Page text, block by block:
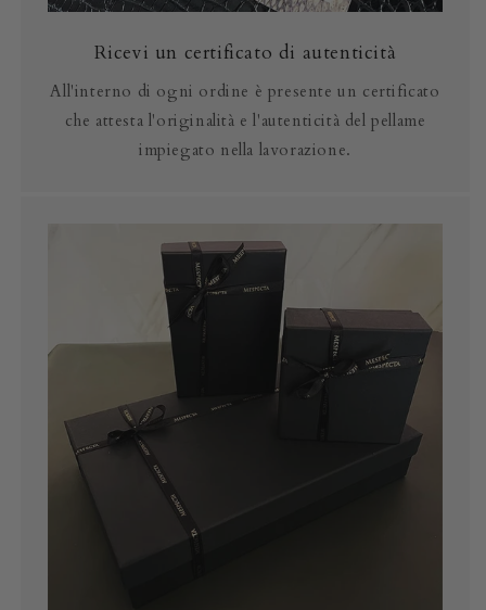
Ricevi un certificato di autenticità
All'interno di ogni ordine è presente un certificato
che attesta l'originalità e l'autenticità del pellame
impiegato nella lavorazione.